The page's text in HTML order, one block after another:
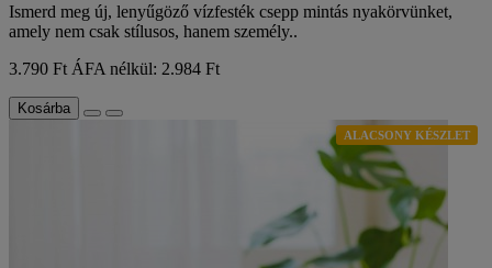
Ismerd meg új, lenyűgöző vízfesték csepp mintás nyakörvünket,
amely nem csak stílusos, hanem személy..
3.790 Ft ÁFA nélkül: 2.984 Ft
Kosárba
ALACSONY KÉSZLET